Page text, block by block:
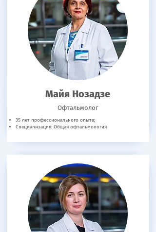
Майя Нозадзе
Офтальмолог
35 лет профессионального опыта;
Специализация: Общая офтальмология